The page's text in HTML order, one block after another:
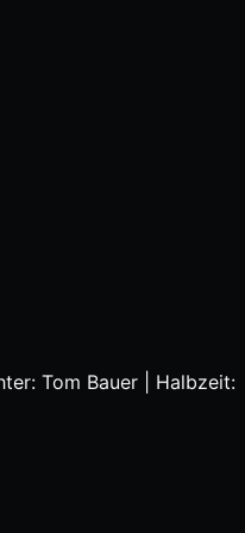
Tom Bauer
Halbzeit: